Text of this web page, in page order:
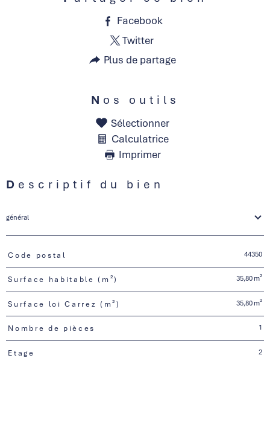
Facebook
Twitter
Plus de partage
Nos outils
Sélectionner
Calculatrice
Imprimer
Descriptif du bien
général
TRAD_PAMPERO_Caracteristique
Code postal 44350
Surface habitable (m²) 35,80 m²
Surface loi Carrez (m²) 35,80 m²
Nombre de pièces 1
Etage 2